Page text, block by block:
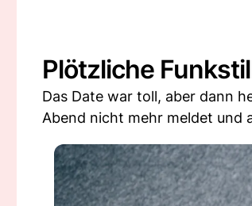
Plötzliche
Das Date war toll, aber dann
Abend nicht mehr meldet und